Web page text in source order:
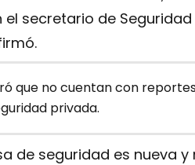
el secretario de
que no cuentan con
privada.
de seguridad es nueva